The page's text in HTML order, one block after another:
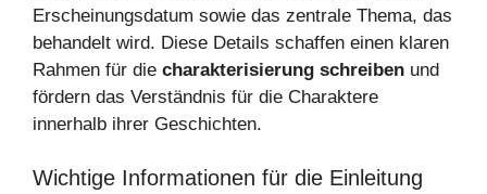
Erscheinungsdatum sowie das zentrale Thema, das
behandelt wird. Diese Details schaffen einen klaren
Rahmen für die charakterisierung schreiben und
fördern das Verständnis für die Charaktere
innerhalb ihrer Geschichten.
Wichtige Informationen für die Einleitung